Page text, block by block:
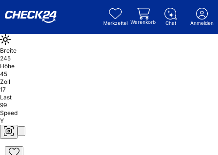
Merkzettel Warenkorb Chat Anmelden
Breite
245
Höhe
45
Zoll
17
Last
99
Speed
Y